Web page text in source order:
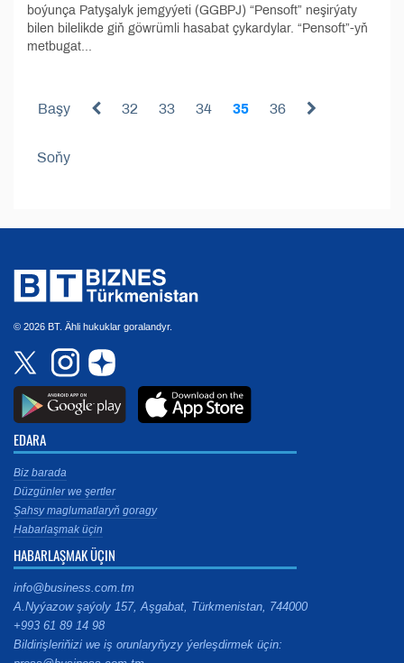
boýunça Patyşalyk jemgyýeti (GGBPJ) “Pensoft” neşirýaty
bilen bilelikde giň göwrümli hasabat çykardylar. “Pensoft”-yň
metbugat...
Başy 32 33 34 35 36
Soňy
© 2026 BT. Ähli hukuklar goralandyr.
EDARA
Biz barada
Düzgünler we şertler
Şahsy maglumatlaryň goragy
Habarlaşmak üçin
HABARLAŞMAK ÜÇIN
info@business.com.tm
A.Nyýazow şaýoly 157, Aşgabat, Türkmenistan, 744000
+993 61 89 14 98
Bildirişleriňizi we iş orunlaryňyzy ýerleşdirmek üçin: